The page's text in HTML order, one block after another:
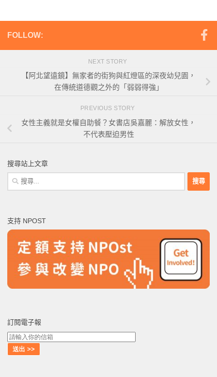
FOLLOW:
NEXT STORY
【阿北望遠鏡】無家者的街狗與紅燈區的深夜幼兒園，
在傳統道德觀之外的「弱弱得強」
PREVIOUS STORY
女性主義就是女權自助餐？女書店吳嘉麗：解放女性，
不代表壓迫男性
搜尋站上文章
搜
尋
字:
支持 NPOST
訂閱電子報